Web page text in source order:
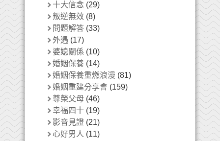
十大信念 (29)
叛逆無效 (8)
問題解答 (33)
外遇 (17)
婆媳關係 (10)
婚姻保養 (14)
婚姻保養重燃浪漫 (81)
婚姻重建分享會 (159)
尊榮父母 (46)
幸福四十 (19)
影音見證 (21)
心好男人 (11)